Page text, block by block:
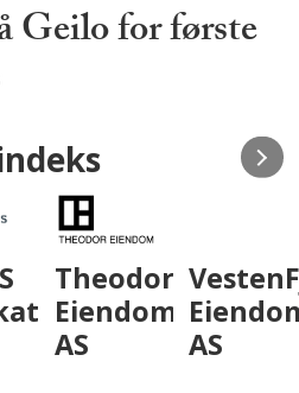
Geilo for første
Theodor
Eiendom
AS
AS